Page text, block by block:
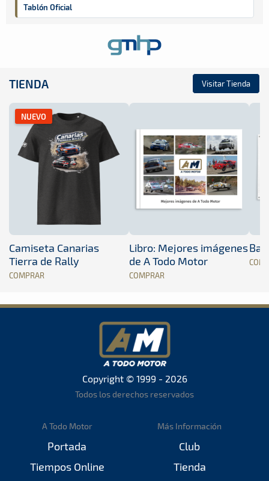
Tablón Oficial
TIENDA Visitar Tienda
NUEVO
Camiseta Canarias
Tierra de Rally
COMPRAR
Libro: Mejores imágenes
de A Todo Motor
COMPRAR
Copyright © 1999 - 2026
Todos los derechos reservados
A Todo Motor
Portada
Tiempos Online
Más Información
Club
Tienda